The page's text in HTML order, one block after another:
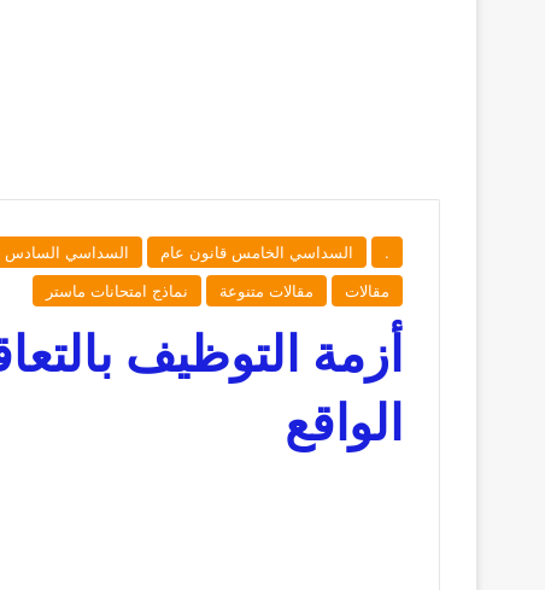
. السداسي الخامس قانون عام السداسي السادس
مقالات
مقالات متنوعة نماذج امتحانات ماستر
أزمة التوظيف
الواقع